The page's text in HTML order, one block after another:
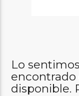
Lo
encontrado
disponible.